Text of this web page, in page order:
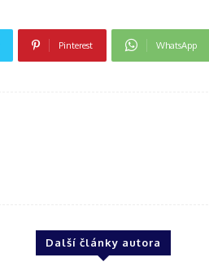
Pinterest WhatsApp
Další články autora